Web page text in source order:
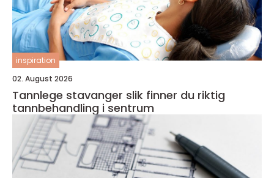
inspiration
02. August 2026
Tannlege stavanger slik finner du riktig
tannbehandling i sentrum